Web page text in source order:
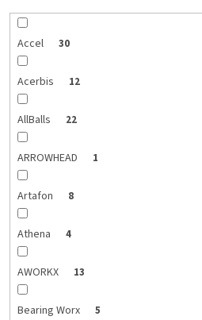
Accel 30
Acerbis 12
AllBalls 22
ARROWHEAD 1
Artafon 8
Athena 4
AWORKX 13
Bearing Worx 5